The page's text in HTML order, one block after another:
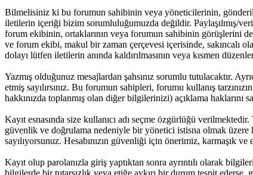
Bilmelisiniz ki bu forumun sahibinin veya yöneticilerinin,
iletilerin içeriği bizim sorumluluğumuzda değildir. Paylaşılmış/
forum ekibinin, ortaklarının veya forumun sahibinin görüşlerini
ve forum ekibi, makul bir zaman çerçevesi içerisinde, sakıncalı
dolayı lütfen iletilerin anında kaldırılmasının veya kısmen
Yazmış olduğunuz mesajlardan şahsınız sorumlu tutulacaktır.
etmiş sayılırsınız. Bu forumun sahipleri, forumu kullanış
hakkınızda toplanmış olan diğer bilgilerinizi) açıklama haklarını
Kayıt esnasında size kullanıcı adı seçme özgürlüğü
güvenlik ve doğrulama nedeniyle bir yönetici istisna olmak üzere
sayılıyorsunuz. Hesabınızın güvenliği için önerimiz, karmaşık ve
Kayıt olup parolanızla giriş yaptıktan sonra ayrıntılı olarak